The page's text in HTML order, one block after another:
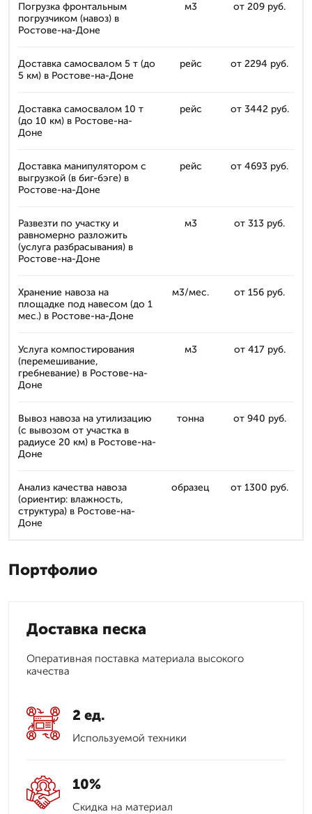
Погрузка фронтальным
погрузчиком (навоз) в
Ростове-на-Доне
м3 от 209 руб.
Доставка самосвалом 5 т (до
5 км) в Ростове-на-Доне
рейс от 2294 руб.
Доставка самосвалом 10 т
(до 10 км) в Ростове-на-
Доне
рейс от 3442 руб.
Доставка манипулятором с
выгрузкой (в биг-бэге) в
Ростове-на-Доне
рейс от 4693 руб.
Развезти по участку и
равномерно разложить
(услуга разбрасывания) в
Ростове-на-Доне
м3 от 313 руб.
Хранение навоза на
площадке под навесом (до 1
мес.) в Ростове-на-Доне
м3/мес. от 156 руб.
Услуга компостирования
(перемешивание,
гребневание) в Ростове-на-
Доне
м3 от 417 руб.
Вывоз навоза на утилизацию
(с вывозом от участка в
радиусе 20 км) в Ростове-на-
Доне
тонна от 940 руб.
Анализ качества навоза
(ориентир: влажность,
структура) в Ростове-на-
Доне
образец от 1300 руб.
Портфолио
Доставка песка
Оперативная поставка материала высокого
качества
2 ед.
Используемой техники
10%
Скидка на материал